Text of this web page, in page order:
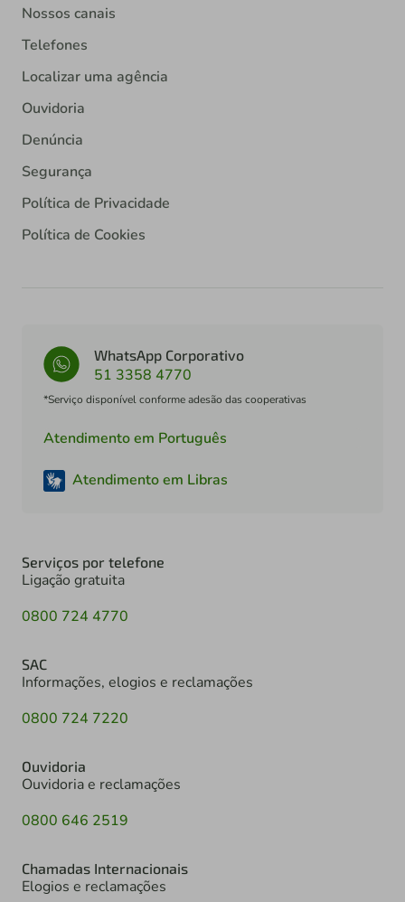
Nossos canais
Telefones
Localizar uma agência
Ouvidoria
Denúncia
Segurança
Política de Privacidade
Política de Cookies
WhatsApp Corporativo
51 3358 4770
*Serviço disponível conforme adesão das cooperativas
Atendimento em Português
Atendimento em Libras
Serviços por telefone
Ligação gratuita
0800 724 4770
SAC
Informações, elogios e reclamações
0800 724 7220
Ouvidoria
Ouvidoria e reclamações
0800 646 2519
Chamadas Internacionais
Elogios e reclamações